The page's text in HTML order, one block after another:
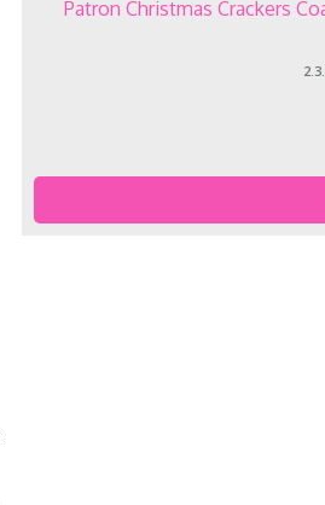
Patron Christmas Crackers